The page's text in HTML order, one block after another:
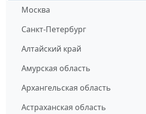
Москва
Санкт-Петербург
Алтайский край
Амурская область
Архангельская область
Астраханская область